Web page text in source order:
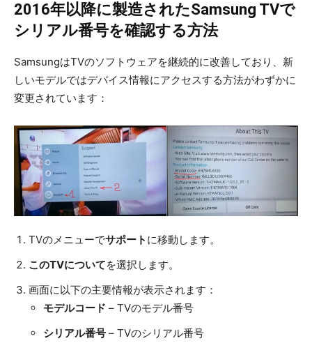
2016年以降に製造されたSamsung TVで
シリアル番号を確認する方法
SamsungはTVのソフトウェアを継続的に改善しており、新
しいモデルではデバイス情報にアクセスする方法がわずかに
変更されています：
TVのメニューでサポート に移動します。
このTVについてを選択します。
画面に以下の主要情報が表示されます：
モデルコード – TVのモデル番号
シリアル番号 – TVのシリアル番号